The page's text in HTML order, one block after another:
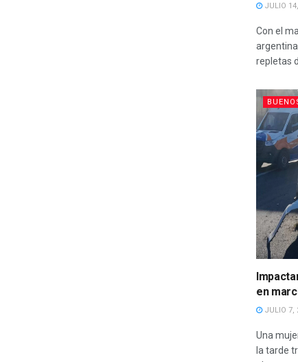
JULIO
Con el
repletas
en
JULIO 7,
Una
la tarde